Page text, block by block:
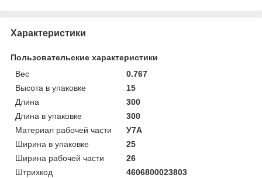
Характеристики
Пользовательские характеристики
Вес
0.767
Высота в упаковке
15
Длина
300
Длина в упаковке
300
Материал рабочей части
У7А
Ширина в упаковке
25
Ширина рабочей части
26
Штрихкод
4606800023803